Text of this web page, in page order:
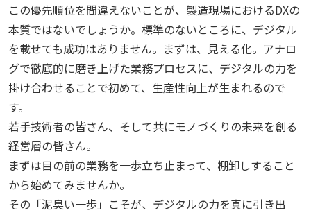
この優先順位を間違えないことが、製造現場におけるDXの
本質ではないでしょうか。標準のないところに、デジタル
を載せても成功はありません。まずは、見える化。アナロ
グで徹底的に磨き上げた業務プロセスに、デジタルの力を
掛け合わせることで初めて、生産性向上が生まれるので
す。
若手技術者の皆さん、そして共にモノづくりの未来を創る
経営層の皆さん。
まずは目の前の業務を一歩立ち止まって、棚卸しすること
から始めてみませんか。
その「泥臭い一歩」こそが、デジタルの力を真に引き出